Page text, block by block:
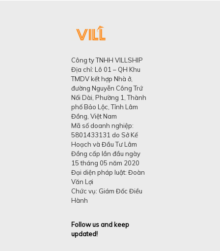
Công ty TNHH VILLSHIP
Địa chỉ: Lô 01 – QH Khu
TMDV kết hợp Nhà ở,
đường Nguyễn Công Trứ
Nối Dài, Phường 1, Thành
phố Bảo Lộc, Tỉnh Lâm
Đồng, Việt Nam
Mã số doanh nghiệp:
5801433131 do Sở Kế
Hoạch và Đầu Tư Lâm
Đồng cấp lần đầu ngày
15 tháng 05 năm 2020
Đại diện pháp luật: Đoàn
Văn Lợi
Chức vụ: Giám Đốc Điều
Hành
Follow us and keep
updated!